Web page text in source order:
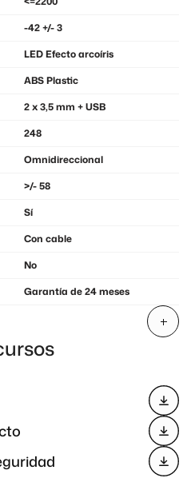
-42 +/- 3
LED Efecto arcoíris
ABS Plastic
2 x 3,5 mm + USB
248
Omnidireccional
>/- 58
Sí
Con cable
No
Garantía de 24 meses